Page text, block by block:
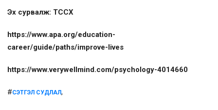
Эх сурвалж: ТССХ
https://www.apa.org/education-
career/guide/paths/improve-lives
https://www.verywellmind.com/psychology-4014660
#СЭТГЭЛ СУДЛАЛ,